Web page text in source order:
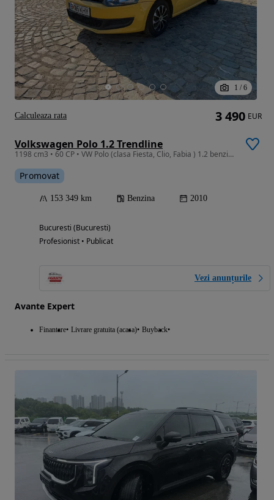
1 / 6
Volkswagen Polo 1.2 Trendline
1198 cm3 • 60 CP • VW Polo (clasa Fiesta, Clio, Fabia ) 1.2 benzina 60 CP Euro 5
Promovat
153 349 km Benzina 2010
Bucuresti (Bucuresti)
Profesionist • Publicat
Vezi anunțurile
Avante Expert
Finantare Livrare gratuita (acasa) Buyback
3 490 EUR
Calculeaza rata